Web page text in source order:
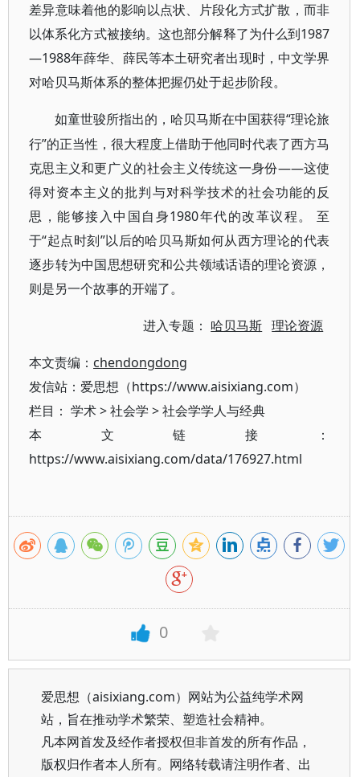
差异意味着他的影响以点状、片段化方式扩散，而非
以体系化方式被接纳。这也部分解释了为什么到1987
—1988年薛华、薛民等本土研究者出现时，中文学界
对哈贝马斯体系的整体把握仍处于起步阶段。
如童世骏所指出的，哈贝马斯在中国获得“理论旅
行”的正当性，很大程度上借助于他同时代表了西方马
克思主义和更广义的社会主义传统这一身份——这使
得对资本主义的批判与对科学技术的社会功能的反
思，能够接入中国自身1980年代的改革议程。 至
于“起点时刻”以后的哈贝马斯如何从西方理论的代表
逐步转为中国思想研究和公共领域话语的理论资源，
则是另一个故事的开端了。
进入专题： 哈贝马斯 理论资源
本文责编： chendongdong
发信站：爱思想（https://www.aisixiang.com）
栏目： 学术>社会学 >社会学学人与经典
本文链接：
https://www.aisixiang.com/data/176927.html
0
爱思想（aisixiang.com）网站为公益纯学术网
站，旨在推动学术繁荣、塑造社会精神。
凡本网首发及经作者授权但非首发的所有作品，
版权归作者本人所有。网络转载请注明作者、出